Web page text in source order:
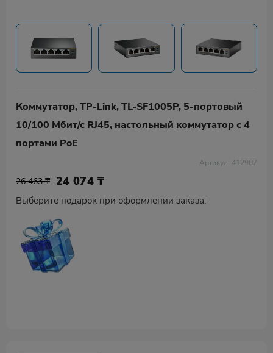
Коммутатор, TP-Link, TL-SF1005P, 5-портовый
10/100 Мбит/с RJ45, настольный коммутатор с 4
портами PoE
Артикул: 412907
26 463 ₸ 24 074 ₸
Выберите подарок при оформлении заказа: